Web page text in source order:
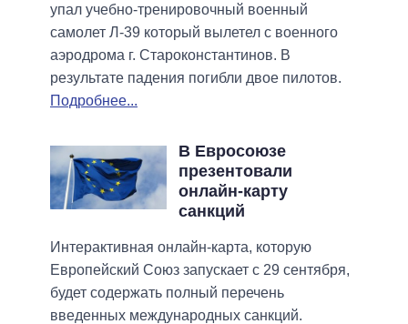
упал учебно-тренировочный военный
самолет Л-39 который вылетел с военного
аэродрома г. Староконстантинов. В
результате падения погибли двое пилотов.
Подробнее...
В Евросоюзе
презентовали
онлайн-карту
санкций
Интерактивная онлайн-карта, которую
Европейский Союз запускает с 29 сентября,
будет содержать полный перечень
введенных международных санкций.